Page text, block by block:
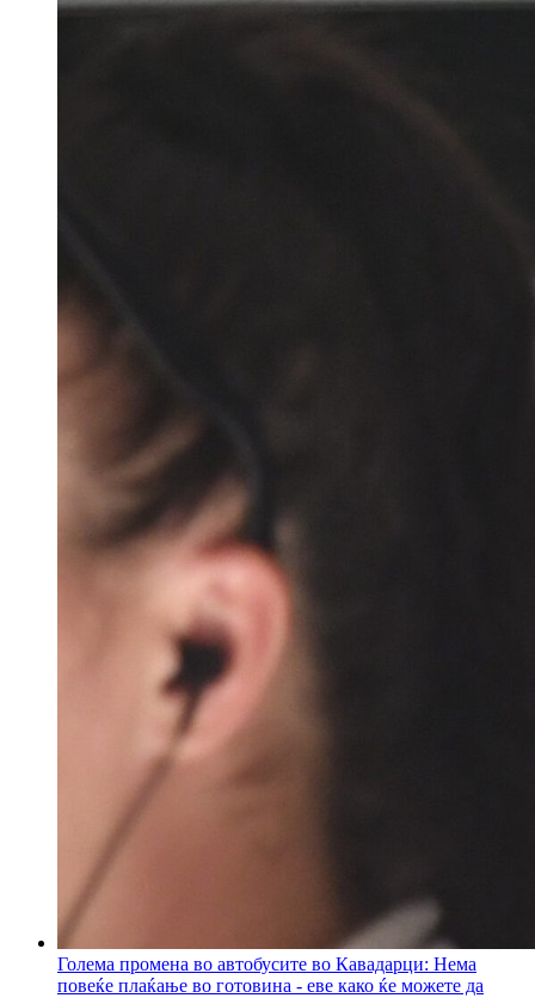
Голема промена во автобусите во Кавадарци: Нема
повеќе плаќање во готовина - еве како ќе можете да